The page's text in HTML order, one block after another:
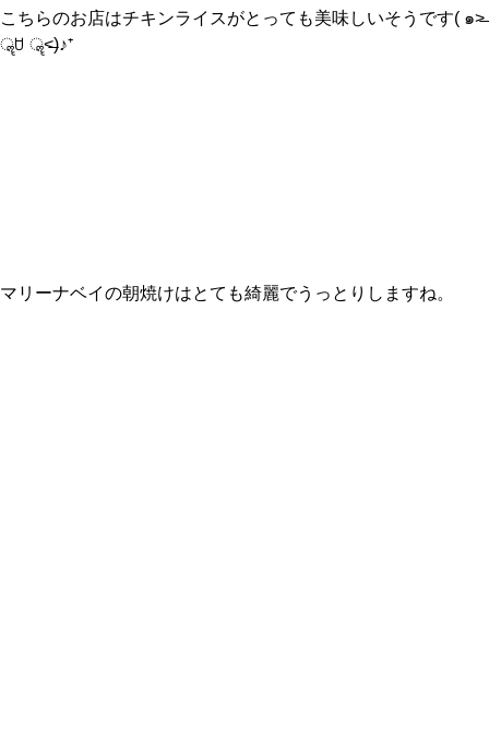
こちらのお店はチキンライスがとっても美味しいそうです( ๑˃̶
ॣꇴ ॣ˂̶)♪⁺
マリーナベイの朝焼けはとても綺麗でうっとりしますね。